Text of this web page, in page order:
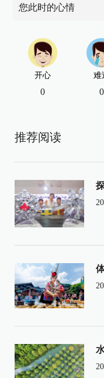
您此时的心情
开心
0
难
0
推荐阅读